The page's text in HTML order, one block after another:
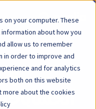
your computer. These
about how you
allow us to remember
in order to improve and
and for analytics
both on this website
more about the cookies
العودةمنشور مدونة
الحسابات